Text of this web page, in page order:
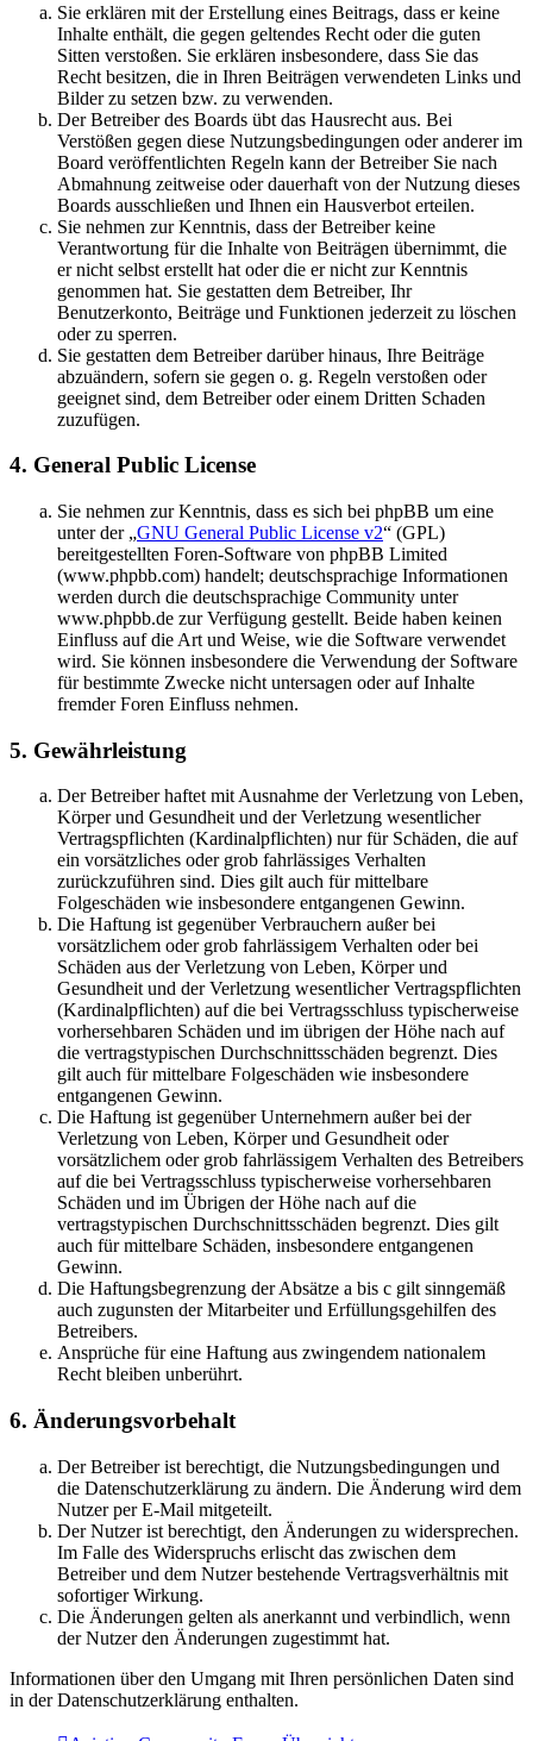
Sie erklären mit der Erstellung eines Beitrags, dass er keine
Inhalte enthält, die gegen geltendes Recht oder die guten
Sitten verstoßen. Sie erklären insbesondere, dass Sie das
Recht besitzen, die in Ihren Beiträgen verwendeten Links und
Bilder zu setzen bzw. zu verwenden.
Der Betreiber des Boards übt das Hausrecht aus. Bei
Verstößen gegen diese Nutzungsbedingungen oder anderer im
Board veröffentlichten Regeln kann der Betreiber Sie nach
Abmahnung zeitweise oder dauerhaft von der Nutzung dieses
Boards ausschließen und Ihnen ein Hausverbot erteilen.
Sie nehmen zur Kenntnis, dass der Betreiber keine
Verantwortung für die Inhalte von Beiträgen übernimmt, die
er nicht selbst erstellt hat oder die er nicht zur Kenntnis
genommen hat. Sie gestatten dem Betreiber, Ihr
Benutzerkonto, Beiträge und Funktionen jederzeit zu löschen
oder zu sperren.
Sie gestatten dem Betreiber darüber hinaus, Ihre Beiträge
abzuändern, sofern sie gegen o. g. Regeln verstoßen oder
geeignet sind, dem Betreiber oder einem Dritten Schaden
zuzufügen.
4. General Public License
Sie nehmen zur Kenntnis, dass es sich bei phpBB um eine
unter der „GNU General Public License v2“ (GPL)
bereitgestellten Foren-Software von phpBB Limited
(www.phpbb.com) handelt; deutschsprachige Informationen
werden durch die deutschsprachige Community unter
www.phpbb.de zur Verfügung gestellt. Beide haben keinen
Einfluss auf die Art und Weise, wie die Software verwendet
wird. Sie können insbesondere die Verwendung der Software
für bestimmte Zwecke nicht untersagen oder auf Inhalte
fremder Foren Einfluss nehmen.
5. Gewährleistung
Der Betreiber haftet mit Ausnahme der Verletzung von Leben,
Körper und Gesundheit und der Verletzung wesentlicher
Vertragspflichten (Kardinalpflichten) nur für Schäden, die auf
ein vorsätzliches oder grob fahrlässiges Verhalten
zurückzuführen sind. Dies gilt auch für mittelbare
Folgeschäden wie insbesondere entgangenen Gewinn.
Die Haftung ist gegenüber Verbrauchern außer bei
vorsätzlichem oder grob fahrlässigem Verhalten oder bei
Schäden aus der Verletzung von Leben, Körper und
Gesundheit und der Verletzung wesentlicher Vertragspflichten
(Kardinalpflichten) auf die bei Vertragsschluss typischerweise
vorhersehbaren Schäden und im übrigen der Höhe nach auf
die vertragstypischen Durchschnittsschäden begrenzt. Dies
gilt auch für mittelbare Folgeschäden wie insbesondere
entgangenen Gewinn.
Die Haftung ist gegenüber Unternehmern außer bei der
Verletzung von Leben, Körper und Gesundheit oder
vorsätzlichem oder grob fahrlässigem Verhalten des Betreibers
auf die bei Vertragsschluss typischerweise vorhersehbaren
Schäden und im Übrigen der Höhe nach auf die
vertragstypischen Durchschnittsschäden begrenzt. Dies gilt
auch für mittelbare Schäden, insbesondere entgangenen
Gewinn.
Die Haftungsbegrenzung der Absätze a bis c gilt sinngemäß
auch zugunsten der Mitarbeiter und Erfüllungsgehilfen des
Betreibers.
Ansprüche für eine Haftung aus zwingendem nationalem
Recht bleiben unberührt.
6. Änderungsvorbehalt
Der Betreiber ist berechtigt, die Nutzungsbedingungen und
die Datenschutzerklärung zu ändern. Die Änderung wird dem
Nutzer per E-Mail mitgeteilt.
Der Nutzer ist berechtigt, den Änderungen zu widersprechen.
Im Falle des Widerspruchs erlischt das zwischen dem
Betreiber und dem Nutzer bestehende Vertragsverhältnis mit
sofortiger Wirkung.
Die Änderungen gelten als anerkannt und verbindlich, wenn
der Nutzer den Änderungen zugestimmt hat.
Informationen über den Umgang mit Ihren persönlichen Daten sind
in der Datenschutzerklärung enthalten.